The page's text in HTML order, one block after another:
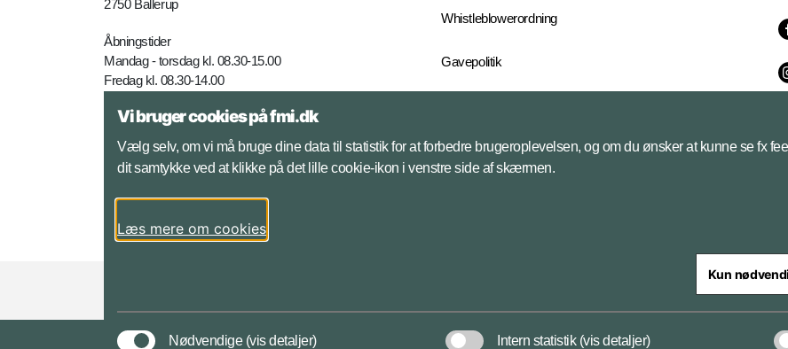
2750 Ballerup
Åbningstider
Mandag - torsdag kl. 08.30-15.00
Fredag kl. 08.30-14.00
Telefon: +45 7281 4000
Whistleblowerordning
Gavepolitik
Industrikontoret
Vi bruger cookies på fmi.dk
Vælg selv, om vi må bruge dine data til statistik for at forbedre brugeroplevelsen, og om du ønsker at kunne se fx
dit samtykke ved at klikke på det lille cookie-ikon i venstre side af skærmen.
Læs mere om cookies
Kun
Nødvendige (vis detaljer) Intern statistik (vis detaljer)